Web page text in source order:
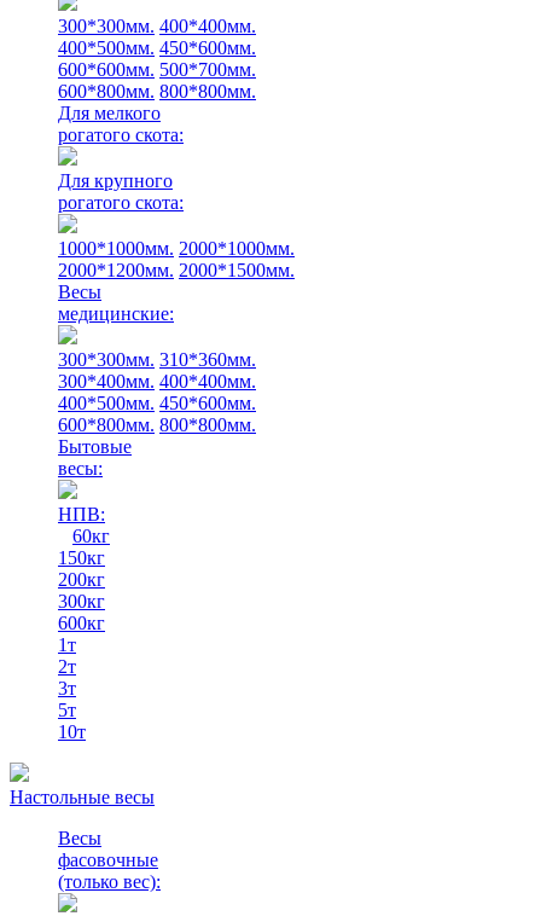
300*300мм. 400*400мм.
400*500мм. 450*600мм.
600*600мм. 500*700мм.
600*800мм. 800*800мм.
Для мелкого
рогатого скота:
Для крупного
рогатого скота:
1000*1000мм. 2000*1000мм.
2000*1200мм. 2000*1500мм.
Весы
медицинские:
300*300мм. 310*360мм.
300*400мм. 400*400мм.
400*500мм. 450*600мм.
600*800мм. 800*800мм.
Бытовые
весы:
НПВ:
60кг
150кг
200кг
300кг
600кг
1т
2т
3т
5т
10т
Настольные весы
Весы
фасовочные
(только вес):